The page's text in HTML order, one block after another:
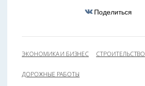
Поделиться
ЭКОНОМИКА И БИЗНЕС СТРОИТЕЛЬСТВО
ДОРОЖНЫЕ РАБОТЫ